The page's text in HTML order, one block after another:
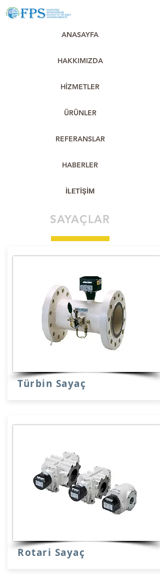
ANASAYFA
HAKKIMIZDA
HİZMETLER
ÜRÜNLER
REFERANSLAR
HABERLER
İLETİŞİM
SAYAÇLAR
Türbin Sayaç
Rotari Sayaç